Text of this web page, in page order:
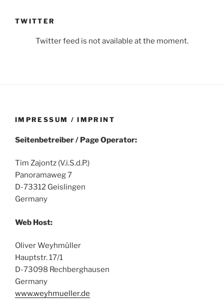
TWITTER
Twitter feed is not available at the moment.
IMPRESSUM / IMPRINT
Seitenbetreiber / Page Operator:
Tim Zajontz (V.i.S.d.P.)
Panoramaweg 7
D-73312 Geislingen
Germany
Web Host:
Oliver Weyhmüller
Hauptstr. 17/1
D-73098 Rechberghausen
Germany
www.weyhmueller.de